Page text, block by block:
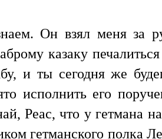
Он взял меня за
казаку
и ты сегодня же
исполнить его
Реас, что у гетмана
гетманского полка